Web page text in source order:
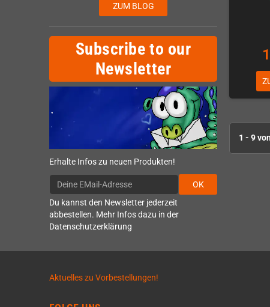
ZUM BLOG
Subscribe to our
Newsletter
Erhalte Infos zu neuen Produkten!
OK
Du kannst den Newsletter jederzeit
abbestellen. Mehr Infos dazu in der
Datenschutzerklärung
1 - 9
Aktuelles zu Vorbestellungen!